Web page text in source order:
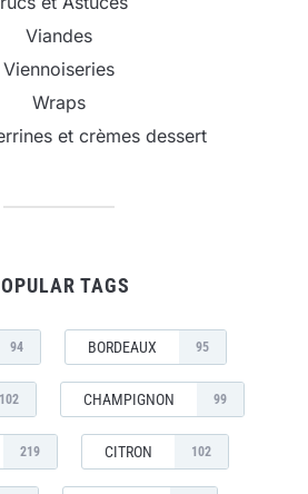
Viandes
Viennoiseries
Wraps
et crèmes dessert
TAGS
94 BORDEAUX 95
102 CHAMPIGNON 99
219 CITRON 102